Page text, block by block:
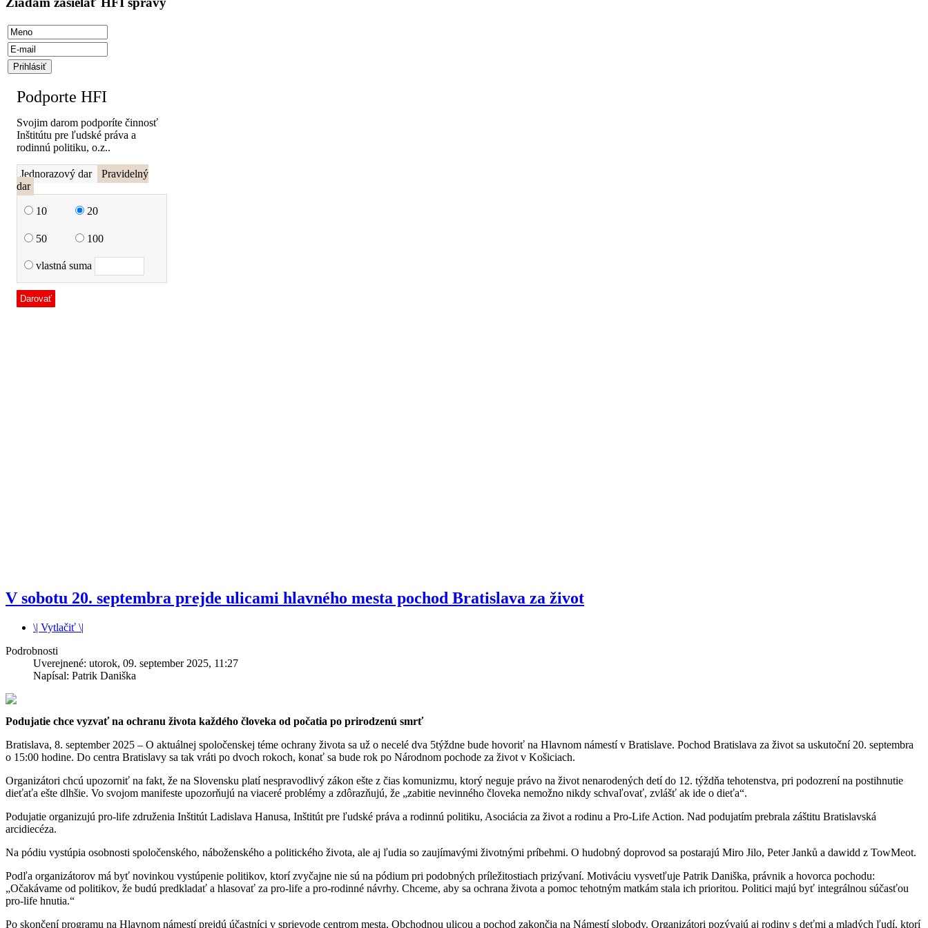
V sobotu 20. septembra prejde ulicami hlavného mesta pochod Bratislava za život
\| Vytlačiť \|
Podrobnosti
Uverejnené: utorok, 09. september 2025, 11:27
Napísal: Patrik Daniška
Podujatie chce vyzvať na ochranu života každého človeka od počatia po prirodzenú smrť
Bratislava, 8. september 2025 – O aktuálnej spoločenskej téme ochrany života sa už o necelé dva 5týždne bude hovoriť na Hlavnom námestí v Bratislave. Pochod Bratislava za život sa uskutoční 20. septembra
o 15:00 hodine. Do centra Bratislavy sa tak vráti po dvoch rokoch, konať sa bude rok po Národnom pochode za život v Košiciach.
Organizátori chcú upozorniť na fakt, že na Slovensku platí nespravodlivý zákon ešte z čias komunizmu, ktorý neguje právo na život nenarodených detí do 12. týždňa tehotenstva, pri podozrení na postihnutie
dieťaťa ešte dlhšie. Vo svojom manifeste upozorňujú na viaceré problémy a zdôrazňujú, že „zabitie nevinného človeka nemožno nikdy schvaľovať, zvlášť ak ide o dieťa“.
Podujatie organizujú pro-life združenia Inštitút Ladislava Hanusa, Inštitút pre ľudské práva a rodinnú politiku, Asociácia za život a rodinu a Pro-Life Action. Nad podujatím prebrala záštitu Bratislavská
arcidiecéza.
Na pódiu vystúpia osobnosti spoločenského, náboženského a politického života, ale aj ľudia so zaujímavými životnými príbehmi. O hudobný doprovod sa postarajú Miro Jilo, Peter Janků a dawidd z TowMeot.
Podľa organizátorov má byť novinkou vystúpenie politikov, ktorí zvyčajne nie sú na pódium pri podobných príležitostiach prizývaní. Motiváciu vysvetľuje Patrik Daniška, právnik a hovorca pochodu:
„Očakávame od politikov, že budú predkladať a hlasovať za pro-life a pro-rodinné návrhy. Chceme, aby sa ochrana života a pomoc tehotným matkám stala ich prioritou. Politici majú byť integrálnou súčasťou
pro-life hnutia.“
Po skončení programu na Hlavnom námestí prejdú účastníci v sprievode centrom mesta, Obchodnou ulicou a pochod zakončia na Námestí slobody. Organizátori pozývajú aj rodiny s deťmi a mladých ľudí, ktorí